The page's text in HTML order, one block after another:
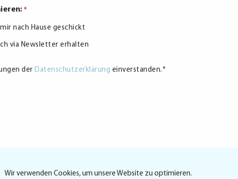
*
nach Hause geschickt
via Newsletter erhalten
der Datenschutzerklärung einverstanden. *
Shop/Abos
Wir verwenden Cookies, um unsere Website zu optimieren.